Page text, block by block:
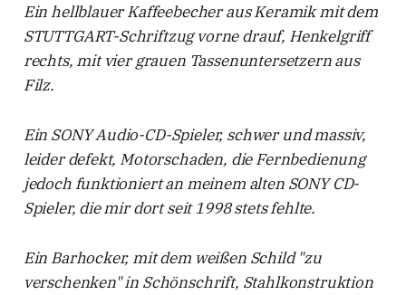
Ein hellblauer Kaffeebecher aus Keramik mit dem
STUTTGART-Schriftzug vorne drauf, Henkelgriff
rechts, mit vier grauen Tassenuntersetzern aus
Filz.
Ein SONY Audio-CD-Spieler, schwer und massiv,
leider defekt, Motorschaden, die Fernbedienung
jedoch funktioniert an meinem alten SONY CD-
Spieler, die mir dort seit 1998 stets fehlte.
Ein Barhocker, mit dem weißen Schild "zu
verschenken" in Schönschrift, Stahlkonstruktion